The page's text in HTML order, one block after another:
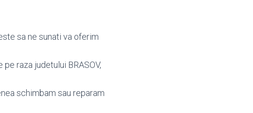
sa ne sunati va oferim
raza judetului BRASOV,
schimbam sau reparam